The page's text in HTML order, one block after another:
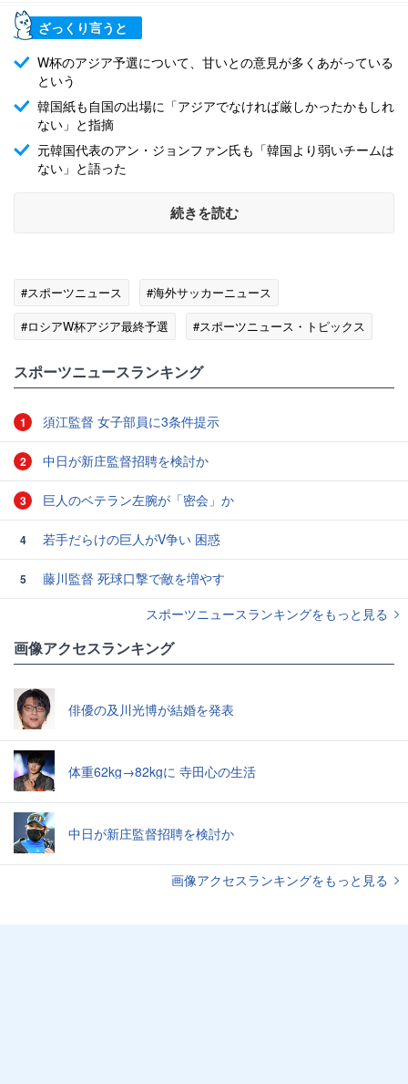
ざっくり言うと
W杯のアジア予選について、甘いとの意見が多くあがっている
という
韓国紙も自国の出場に「アジアでなければ厳しかったかもしれ
ない」と指摘
元韓国代表のアン・ジョンファン氏も「韓国より弱いチームは
ない」と語った
続きを読む
#スポーツニュース
#海外サッカーニュース
#ロシアW杯アジア最終予選
#スポーツニュース・トピックス
スポーツニュースランキング
1 須江監督 女子部員に3条件提示
2 中日が新庄監督招聘を検討か
3 巨人のベテラン左腕が「密会」か
4 若手だらけの巨人がV争い 困惑
5
藤川監督 死球口撃で敵を増やす
スポーツニュースランキングをもっと見る
画像アクセスランキング
俳優の及川光博が結婚を発表
体重62kg→82kgに 寺田心の生活
中日が新庄監督招聘を検討か
画像アクセスランキングをもっと見る